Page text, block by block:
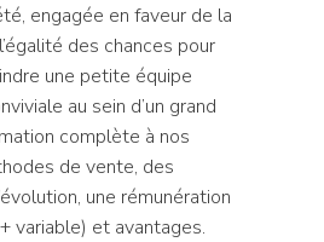
engagée en faveur de la
des chances pour
une petite équipe
au sein d’un grand
complète à nos
de vente, des
une rémunération
variable) et avantages.